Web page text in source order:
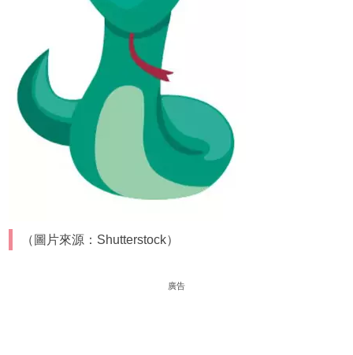
（圖片來源：Shutterstock）
廣告